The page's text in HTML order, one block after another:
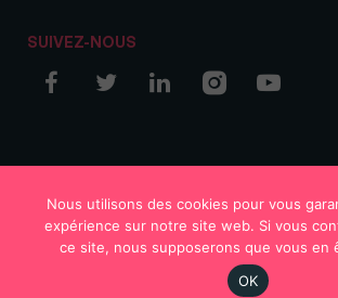
SUIVEZ-NOUS
Nous utilisons des cookies pour vous
expérience sur notre site web. Si vous
ce site, nous supposerons que vous en
OK